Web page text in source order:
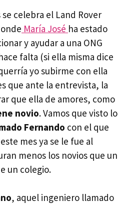
celebra el Land Rover
María José ha estado
y ayudar a una ONG
falta (si ella misma dice
yo subirme con ella
que ante la entrevista, la
que ella de amores, como
novio. Vamos que visto lo
Fernando con el que
mes ya se le fue al
menos los novios que un
un colegio.
, aquel ingeniero llamado